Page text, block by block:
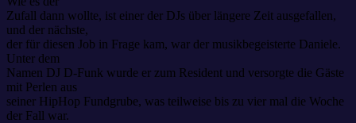
Zufall dann wollte, ist einer der DJs über längere Zeit ausgefallen,
und der nächste,
der für diesen Job in Frage kam, war der musikbegeisterte Daniele.
Unter dem
Namen DJ D-Funk wurde er zum Resident und versorgte die Gäste
mit Perlen aus
seiner HipHop Fundgrube, was teilweise bis zu vier mal die Woche
der Fall war.